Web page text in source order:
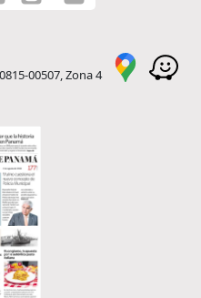
00507, Zona 4